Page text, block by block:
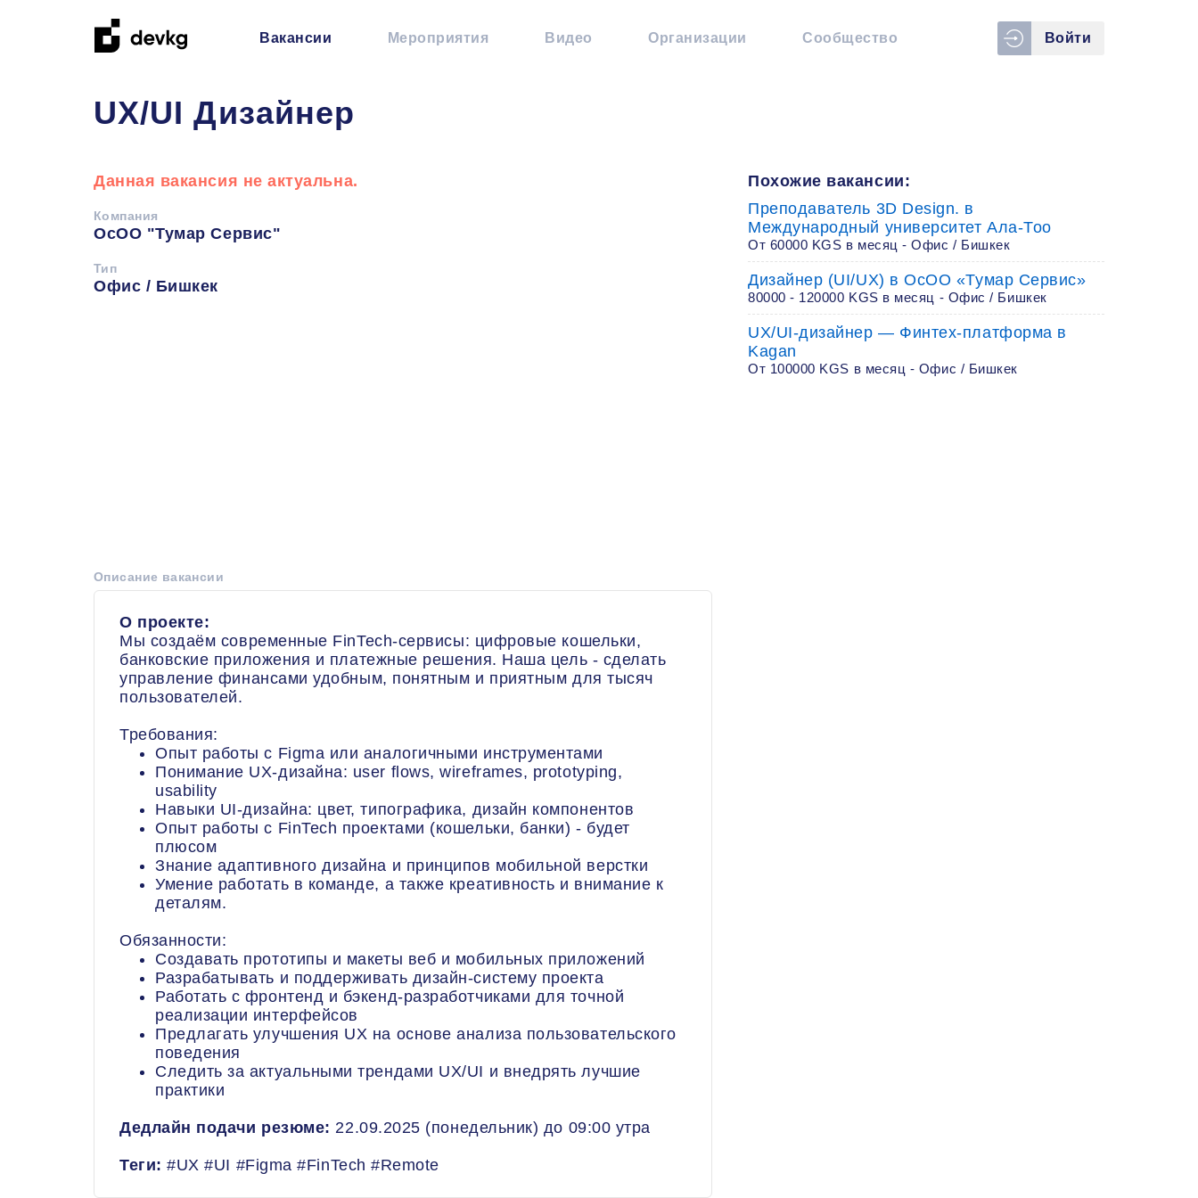
Вакансии Мероприятия Видео Организации Сообщество Войти
UX/UI Дизайнер
Данная вакансия не актуальна.
Компания
ОсОО "Тумар Сервис"
Тип
Офис / Бишкек
Описание вакансии
О проекте:
Мы создаём современные FinTech-сервисы: цифровые кошельки,
банковские приложения и платежные решения. Наша цель - сделать
управление финансами удобным, понятным и приятным для тысяч
пользователей.
Требования:
Опыт работы с Figma или аналогичными инструментами
Понимание UX-дизайна: user flows, wireframes, prototyping,
usability
Навыки UI-дизайна: цвет, типографика, дизайн компонентов
Опыт работы с FinTech проектами (кошельки, банки) - будет
плюсом
Знание адаптивного дизайна и принципов мобильной верстки
Умение работать в команде, а также креативность и внимание к
деталям.
Обязанности:
Создавать прототипы и макеты веб и мобильных приложений
Разрабатывать и поддерживать дизайн-систему проекта
Работать с фронтенд и бэкенд-разработчиками для точной
реализации интерфейсов
Предлагать улучшения UX на основе анализа пользовательского
поведения
Следить за актуальными трендами UX/UI и внедрять лучшие
практики
Дедлайн подачи резюме: 22.09.2025 (понедельник) до 09:00 утра
Теги: #UX #UI #Figma #FinTech #Remote
Похожие вакансии:
Преподаватель 3D Design. в
Международный университет Ала-Тоо
От 60000 KGS в месяц - Офис / Бишкек
Дизайнер (UI/UX) в ОсОО «Тумар Сервис»
80000 - 120000 KGS в месяц - Офис / Бишкек
UX/UI-дизайнер — Финтех-платформа в
Kagan
От 100000 KGS в месяц - Офис / Бишкек